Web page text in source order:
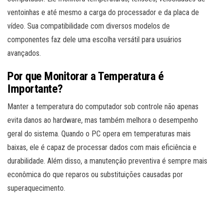
ventoinhas e até mesmo a carga do processador e da placa de
vídeo. Sua compatibilidade com diversos modelos de
componentes faz dele uma escolha versátil para usuários
avançados.
Por que Monitorar a Temperatura é
Importante?
Manter a temperatura do computador sob controle não apenas
evita danos ao hardware, mas também melhora o desempenho
geral do sistema. Quando o PC opera em temperaturas mais
baixas, ele é capaz de processar dados com mais eficiência e
durabilidade. Além disso, a manutenção preventiva é sempre mais
econômica do que reparos ou substituições causadas por
superaquecimento.